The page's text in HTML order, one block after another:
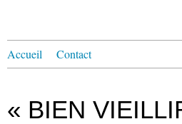
Accueil Contact
« BIEN